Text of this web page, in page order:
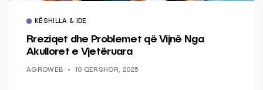
KËSHILLA & IDE
Rreziqet dhe Problemet që Vijnë Nga
Akulloret e Vjetëruara
AGROWEB 10 QERSHOR, 2025